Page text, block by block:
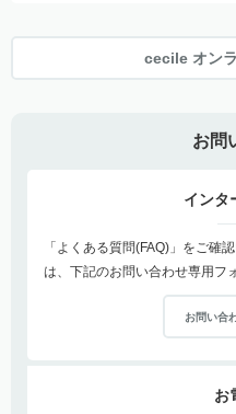
cecile オン
お問
インタ
「よくある質問(FAQ)」をご確
は、下記のお問い合わせ専用フ
お問い合
お